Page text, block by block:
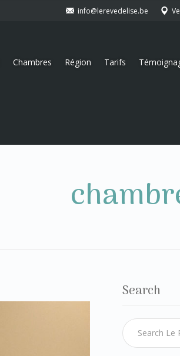
info@lerevedelise.be
Chambres Région Tarifs
Search